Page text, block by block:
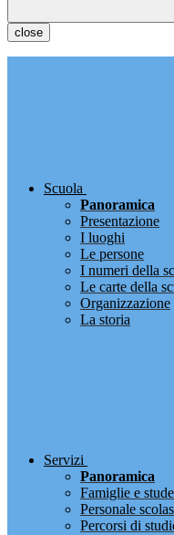
close
Scuola
Panoramica
Presentazione
I luoghi
Le persone
I numeri della
Le carte della
Organizzazione
La storia
Servizi
Panoramica
Famiglie e
Personale
Percorsi di